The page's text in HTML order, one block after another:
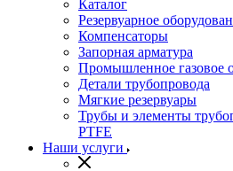
Каталог
Резервуарное
Компенсаторы
Запорная арматура
Промышленное газовое
Детали трубопровода
Мягкие резервуары
Трубы и элементы
PTFE
Наши услуги